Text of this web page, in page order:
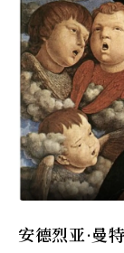
安德烈亚·曼